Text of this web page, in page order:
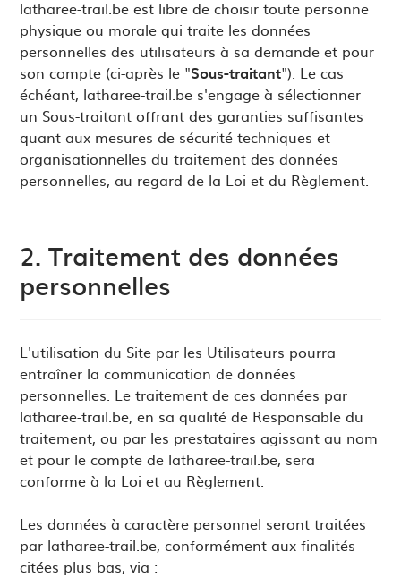
latharee-trail.be est libre de choisir toute personne
physique ou morale qui traite les données
personnelles des utilisateurs à sa demande et pour
son compte (ci-après le "Sous-traitant"). Le cas
échéant, latharee-trail.be s'engage à sélectionner
un Sous-traitant offrant des garanties suffisantes
quant aux mesures de sécurité techniques et
organisationnelles du traitement des données
personnelles, au regard de la Loi et du Règlement.
2. Traitement des données
personnelles
L'utilisation du Site par les Utilisateurs pourra
entraîner la communication de données
personnelles. Le traitement de ces données par
latharee-trail.be, en sa qualité de Responsable du
traitement, ou par les prestataires agissant au nom
et pour le compte de latharee-trail.be, sera
conforme à la Loi et au Règlement.
Les données à caractère personnel seront traitées
par latharee-trail.be, conformément aux finalités
citées plus bas, via :